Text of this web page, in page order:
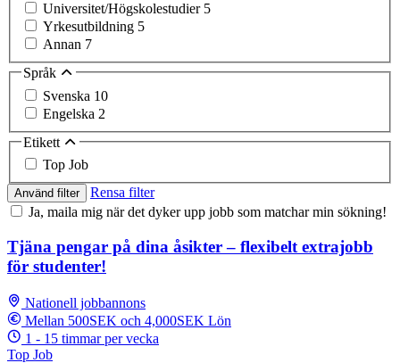
Universitet/Högskolestudier 5
Yrkesutbildning 5
Annan 7
Språk
Svenska 10
Engelska 2
Etikett
Top Job
Använd filter
Rensa filter
Ja, maila mig när det dyker upp jobb som matchar min sökning!
Tjäna pengar på dina åsikter – flexibelt extrajobb
för studenter!
Nationell jobbannons
Mellan 500SEK och 4,000SEK Lön
1 - 15 timmar per vecka
Top Job